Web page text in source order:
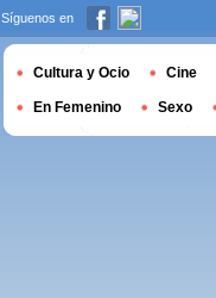
Síguenos en
Cultura y Ocio Cine
En Femenino Sexo